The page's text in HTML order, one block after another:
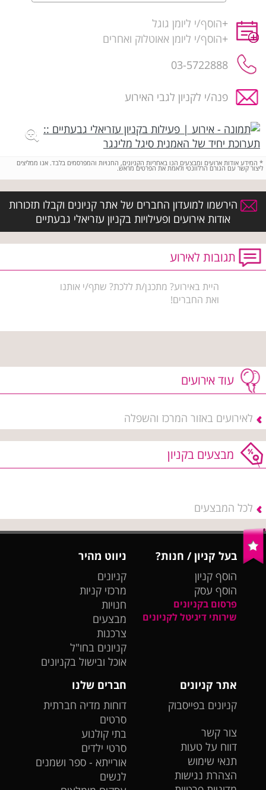
+הוסף/י ליומן גוגל
+הוסף/י ליומן אאוטלוק ואחרים
03-5722888
פנה/י לקניון לגבי האירוע
* המידע אודות ארועים ומבצעים הנו באחריות הקניונים, החנויות והמפרסמים בלבד. אנו ממליצים
ליצור קשר עם הגורם הרלוונטי ולאמת את הפרטים מראש.
הירשמו למועדון החברים של אתר קניונים וקבלו תזכורות
אודות אירועים ופעילויות בקניון עזריאלי גבעתיים
תגובות לאירוע
היית באירוע? מתכנן/ת ללכת? שתף/י אותנו
ואת החברים!
עוד אירועים
לאירועים באזור המרכז והשפלה
מבצעים בקניון
לכל המבצעים
בעל קניון / חנות?
הוסף קניון
הוסף עסק
פרסום בקניונים
שירותי דיגיטל לקניונים
ניווט מהיר
קניונים
מרכזי קניות
חנויות
מבצעים
צרכנות
קניונים בחו"ל
אוכל ובישול בקניונים
אתר קניונים
קניונים בפייסבוק
צור קשר
דווח על טעות
תנאי שימוש
הצהרת נגישות
חברים שלנו
דוחות מדיה חברתית
סרטים
בתי קולנוע
סרטי ילדים
אורייתא - ספר ושמנים
לנשים